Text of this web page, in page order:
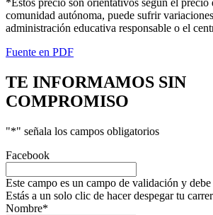
comunidad autónoma, puede sufrir
administración educativa responsable o el
Fuente en PDF
TE INFORMAMOS SIN
COMPROMISO
"*" señala los campos obligatorios
Facebook
Este campo es un campo de validación y
Estás a un solo clic de hacer despegar tu
Nombre*